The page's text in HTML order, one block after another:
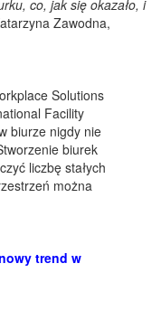
co, jak się okazało, i
Zawodna,
Solutions
Facility
biurze nigdy nie
biurek
liczbę stałych
można
trend w